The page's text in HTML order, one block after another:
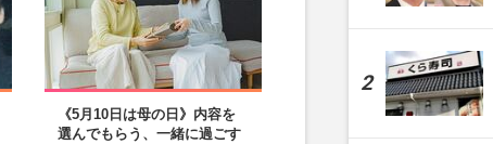
《5月10日は母の日》内容を
選んでもらう、一緒に過ごす